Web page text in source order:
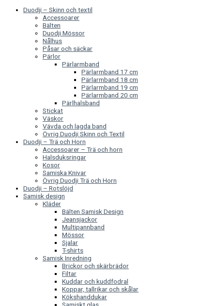
Duodji – Skinn och textil
Accessoarer
Bälten
Duodji Mössor
Nålhus
Påsar och säckar
Pärlor
Pärlarmband
Pärlarmband 17 cm
Pärlarmband 18 cm
Pärlarmband 19 cm
Pärlarmband 20 cm
Pärlhalsband
Stickat
Väskor
Vävda och lagda band
Övrig Duodji Skinn och Textil
Duodji – Trä och Horn
Accessoarer – Trä och horn
Halsduksringar
Kosor
Samiska Knivar
Övrig Duodji Trä och Horn
Duodji – Rotslöjd
Samisk design
Kläder
Bälten Samisk Design
Jeansjackor
Multipannband
Mössor
Sjalar
T-shirts
Samisk Inredning
Brickor och skärbrädor
Filtar
Kuddar och kuddfodral
Koppar, tallrikar och skålar
Kökshanddukar